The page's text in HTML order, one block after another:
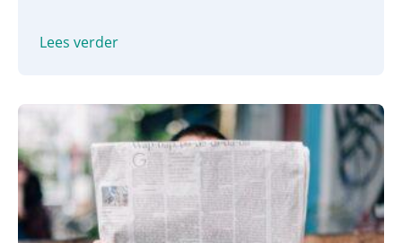
verhaal? Wanneer is een verhaal
mediawaardig?
Lees verder